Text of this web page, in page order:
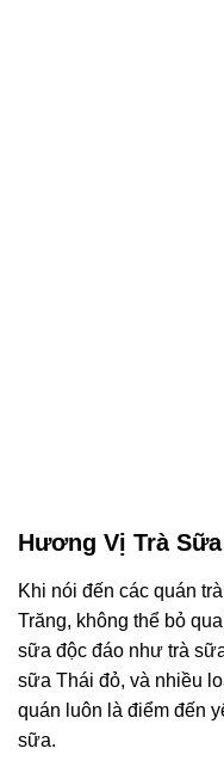
Hương Vị Trà
Khi nói đến các quán
Trăng, không thể bỏ
sữa độc đáo như trà
sữa Thái đỏ, và nhiều
quán luôn là điểm đến
sữa.